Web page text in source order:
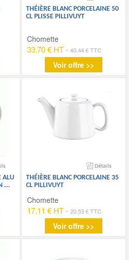
THÉIÈRE BLANC PORCELAINE 50
CL PLISSE PILLIVUYT
Chomette
33.70 € HT- 40.44 € TTC
Voir offre >>
ALU
...
THÉIÈRE BLANC PORCELAINE 35
CL PILLIVUYT
Chomette
17.11 € HT- 20.53 € TTC
Voir offre >>